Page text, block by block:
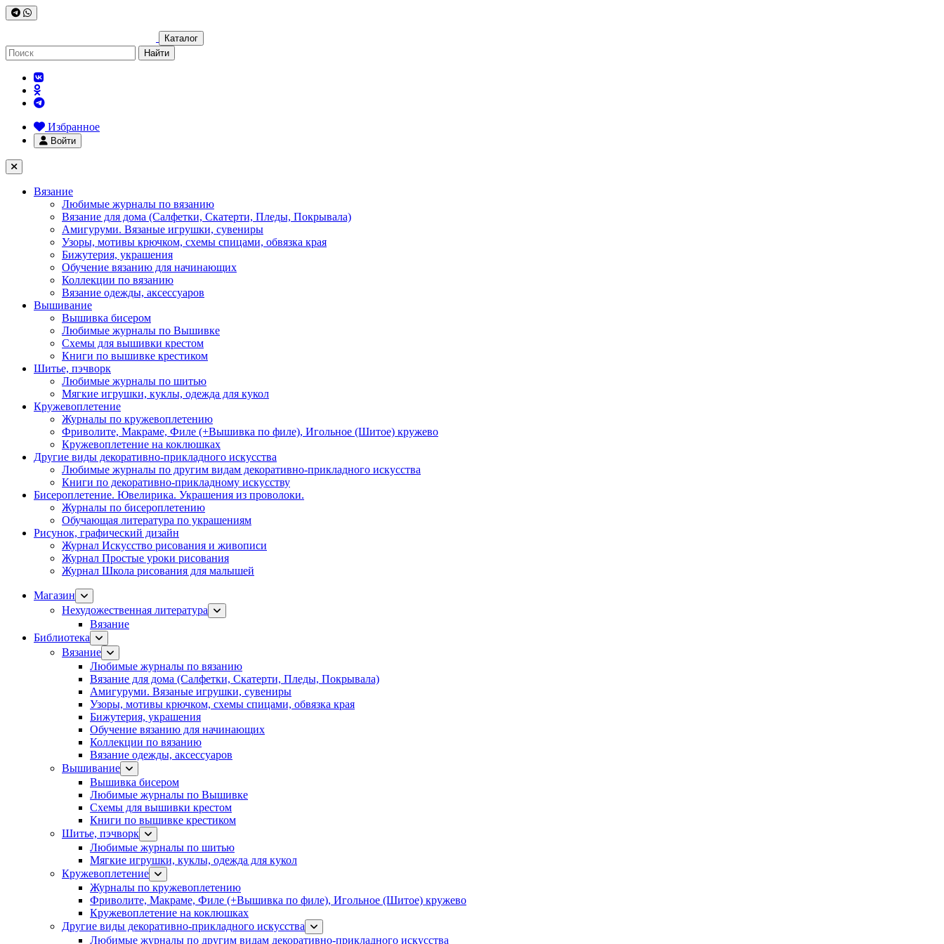
Каталог
Найти
Избранное
Войти
Вязание
Любимые журналы по вязанию
Вязание для дома (Салфетки, Скатерти, Пледы, Покрывала)
Амигуруми. Вязаные игрушки, сувениры
Узоры, мотивы крючком, схемы спицами, обвязка края
Бижутерия, украшения
Обучение вязанию для начинающих
Коллекции по вязанию
Вязание одежды, аксессуаров
Вышивание
Вышивка бисером
Любимые журналы по Вышивке
Схемы для вышивки крестом
Книги по вышивке крестиком
Шитье, пэчворк
Любимые журналы по шитью
Мягкие игрушки, куклы, одежда для кукол
Кружевоплетение
Журналы по кружевоплетению
Фриволите, Макраме, Филе (+Вышивка по филе), Игольное (Шитое) кружево
Кружевоплетение на коклюшках
Другие виды декоративно-прикладного искусства
Любимые журналы по другим видам декоративно-прикладного искусства
Книги по декоративно-прикладному искусству
Бисероплетение. Ювелирика. Украшения из проволоки.
Журналы по бисероплетению
Обучающая литература по украшениям
Рисунок, графический дизайн
Журнал Искусство рисования и живописи
Журнал Простые уроки рисования
Журнал Школа рисования для малышей
Магазин
Нехудожественная литература
Вязание
Библиотека
Вязание
Любимые журналы по вязанию
Вязание для дома (Салфетки, Скатерти, Пледы, Покрывала)
Амигуруми. Вязаные игрушки, сувениры
Узоры, мотивы крючком, схемы спицами, обвязка края
Бижутерия, украшения
Обучение вязанию для начинающих
Коллекции по вязанию
Вязание одежды, аксессуаров
Вышивание
Вышивка бисером
Любимые журналы по Вышивке
Схемы для вышивки крестом
Книги по вышивке крестиком
Шитье, пэчворк
Любимые журналы по шитью
Мягкие игрушки, куклы, одежда для кукол
Кружевоплетение
Журналы по кружевоплетению
Фриволите, Макраме, Филе (+Вышивка по филе), Игольное (Шитое) кружево
Кружевоплетение на коклюшках
Другие виды декоративно-прикладного искусства
Любимые журналы по другим видам декоративно-прикладного искусства